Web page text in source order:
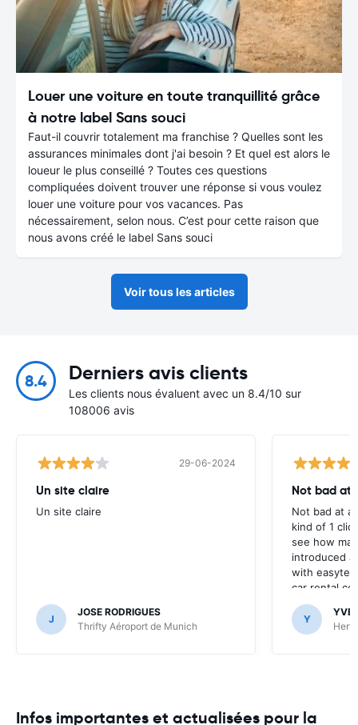
Louer une voiture en toute tranquillité grâce
à notre label Sans souci
Faut-il couvrir totalement ma franchise ? Quelles sont les
assurances minimales dont j'ai besoin ? Et quel est alors le
loueur le plus conseillé ? Toutes ces questions
compliquées doivent trouver une réponse si vous voulez
louer une voiture pour vos vacances. Pas
nécessairement, selon nous. C’est pour cette raison que
nous avons créé le label Sans souci
Voir tous les articles
8.4 Derniers avis clients
Les clients nous évaluent avec un 8.4/10 sur
108006 avis
29-06-2024
Un site claire
Un site claire
J
JOSE RODRIGUES
Thrifty Aéroport de Munich
Not bad at
Not bad at
kind of 1
see how
introduced
with
car rental
Y
Infos importantes et actualisées pour la